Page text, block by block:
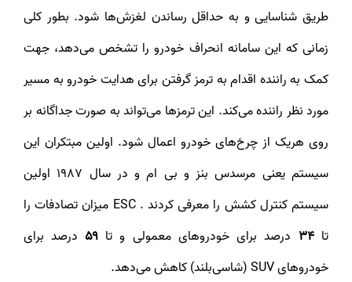
طریق شناسایی و به حداقل رساندن لغزش‌ها شود. بطور کلی
زمانی که این سامانه انحراف خودرو را تشخص می‌دهد، جهت
کمک به راننده اقدام به ترمز گرفتن برای هدایت خودرو به مسیر
مورد نظر راننده می‌کند. این ترمزها می‌تواند به صورت جداگانه بر
روی هریک از چرخ‌های خودرو اعمال شود. اولین مبتکران این
سیستم یعنی مرسدس بنز و بی ام و در سال 1987 اولین
سیستم کنترل کشش را معرفی کردند . ESC میزان تصادفات را
تا۳۴ درصد برای خودروهای معمولی و تا۵۹ درصد برای
خودروهای SUV (شاسی‌بلند) کاهش می‌دهد.